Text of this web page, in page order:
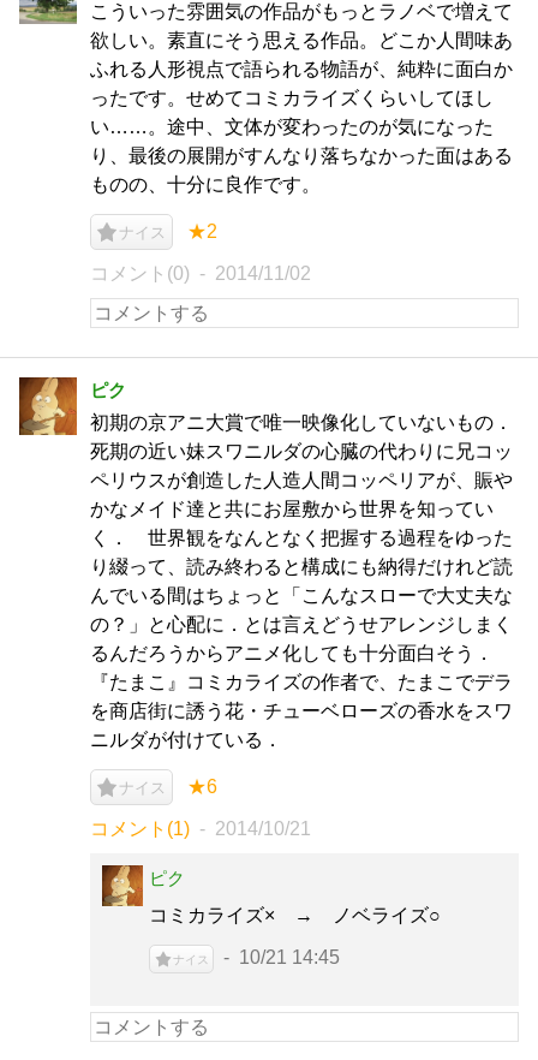
こういった雰囲気の作品がもっとラノベで増えて
欲しい。素直にそう思える作品。どこか人間味あ
ふれる人形視点で語られる物語が、純粋に面白か
ったです。せめてコミカライズくらいしてほし
い……。途中、文体が変わったのが気になった
り、最後の展開がすんなり落ちなかった面はある
ものの、十分に良作です。
ナイス ★2
コメント(0) 2014/11/02
ピク
初期の京アニ大賞で唯一映像化していないもの．
死期の近い妹スワニルダの心臓の代わりに兄コッ
ペリウスが創造した人造人間コッペリアが、賑や
かなメイド達と共にお屋敷から世界を知ってい
く． 世界観をなんとなく把握する過程をゆった
り綴って、読み終わると構成にも納得だけれど読
んでいる間はちょっと「こんなスローで大丈夫な
の？」と心配に．とは言えどうせアレンジしまく
るんだろうからアニメ化しても十分面白そう．
『たまこ』コミカライズの作者で、たまこでデラ
を商店街に誘う花・チューベローズの香水をスワ
ニルダが付けている．
ナイス ★6
コメント(1) 2014/10/21
ピク
コミカライズ× → ノベライズ○
ナイス 10/21 14:45